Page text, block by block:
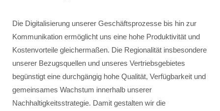
Die Digitalisierung unserer Geschäftsprozesse bis hin zur
Kommunikation ermöglicht uns eine hohe Produktivität und
Kostenvorteile gleichermaßen. Die Regionalität insbesondere
unserer Bezugsquellen und unseres Vertriebsgebietes
begünstigt eine durchgängig hohe Qualität, Verfügbarkeit und
gemeinsames Wachstum innerhalb unserer
Nachhaltigkeitsstrategie. Damit gestalten wir die